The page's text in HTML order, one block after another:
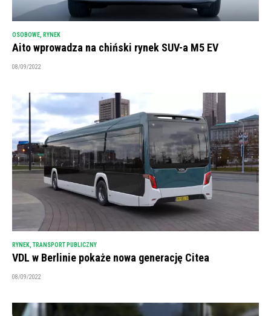
OSOBOWE RYNEK
Aito wprowadza na chiński rynek SUV-a M5 EV
08/09/2022
RYNEK TRANSPORT PUBLICZNY
VDL w Berlinie pokaże nowa generację Citea
08/09/2022